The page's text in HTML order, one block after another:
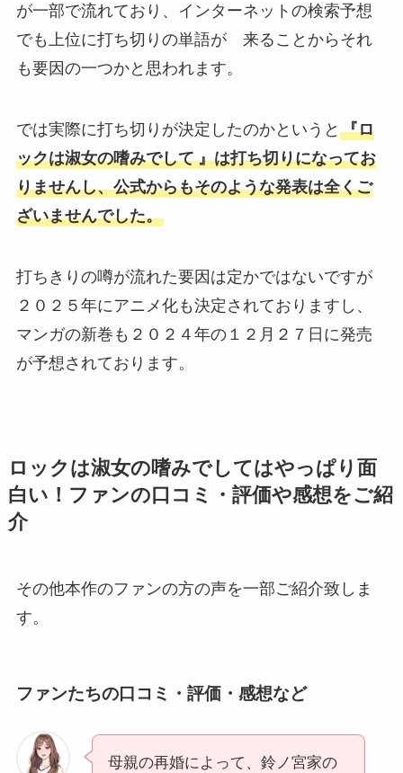
が一部で流れており、インターネットの検索予想
でも上位に打ち切りの単語が 来ることからそれ
も要因の一つかと思われます。
では実際に打ち切りが決定したのかというと 『ロ
ックは淑女の嗜みでして 』は打ち切りになってお
りませんし、公式からもそのような発表は全くご
ざいませんでした。
打ちきりの噂が流れた要因は定かではないですが
２０２５年にアニメ化も決定されておりますし、
マンガの新巻も２０２４年の１２月２７日に発売
が予想されております。
ロックは淑女の嗜みでしてはやっぱり面
白い！ファンの口コミ・評価や感想をご紹
介
その他本作のファンの方の声を一部ご紹介致しま
す。
ファンたちの口コミ・評価・感想など
母親の再婚によって、鈴ノ宮家の